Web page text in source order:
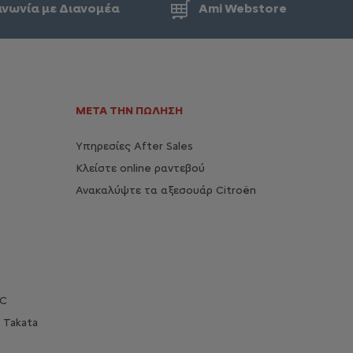
με Διανομέα Ami Webstore
ΜΕΤΑ ΤΗΝ ΠΩΛΗΣΗ
Υπηρεσίες After Sales
Κλείστε online ραντεβού
Ανακαλύψτε τα αξεσουάρ Citroën